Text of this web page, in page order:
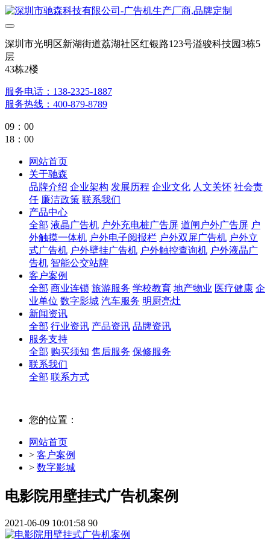
深圳市光明区新湖街道荔湖社区红银路123号溢骏科技园3栋5
层
43栋2楼
服务电话：138-2325-1887
服务热线：400-879-8789
09：00
18：00
网站首页
关于驰森
品牌介绍 企业架构 发展历程 企业文化 人文关怀 社会责
任 廉洁政策 联系我们
产品中心
全部 液晶广告机 户外充电桩广告屏 道闸户外广告屏 户
外触摸一体机 户外电子阅报栏 户外双屏广告机 户外立
式广告机 户外壁挂广告机 户外触控查询机 户外液晶广
告机 智能公交站牌
客户案例
全部 商业连锁 旅游服务 学校教育 地产物业 医疗健康 企
业单位 数字影城 汽车服务 明厨亮灶
新闻资讯
全部 行业资讯 产品资讯 品牌资讯
服务支持
全部 购买须知 售后服务 保修服务
联系我们
全部 联系方式
您的位置：
网站首页
> 客户案例
> 数字影城
电影院用壁挂式广告机案例
2021-06-09 10:01:58 90